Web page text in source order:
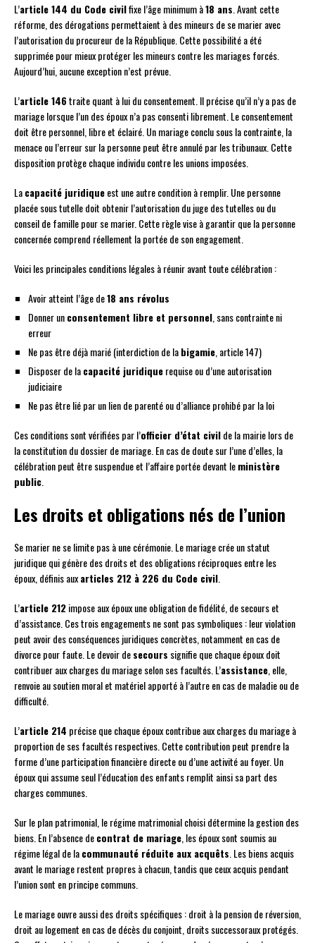
L’article 144 du Code civilfixe l’âge minimum à18 ans . Avant cette
réforme, des dérogations permettaient à des mineurs de se marier avec
l’autorisation du procureur de la République. Cette possibilité a été
supprimée pour mieux protéger les mineurs contre les mariages forcés.
Aujourd’hui, aucune exception n’est prévue.
L’article 146traite quant à lui du consentement. Il précise qu’il n’y a pas de
mariage lorsque l’un des époux n’a pas consenti librement. Le consentement
doit être personnel, libre et éclairé. Un mariage conclu sous la contrainte, la
menace ou l’erreur sur la personne peut être annulé par les tribunaux. Cette
disposition protège chaque individu contre les unions imposées.
Lacapacité juridiqueest une autre condition à remplir. Une personne
placée sous tutelle doit obtenir l’autorisation du juge des tutelles ou du
conseil de famille pour se marier. Cette règle vise à garantir que la personne
concernée comprend réellement la portée de son engagement.
Voici les principales conditions légales à réunir avant toute célébration :
Avoir atteint l’âge de18 ans révolus
Donner unconsentement libre et personnel , sans contrainte ni
erreur
Ne pas être déjà marié (interdiction de labigamie , article 147)
Disposer de lacapacité juridiquerequise ou d’une autorisation
judiciaire
Ne pas être lié par un lien de parenté ou d’alliance prohibé par la loi
Ces conditions sont vérifiées par l’officier d’état civilde la mairie lors de
la constitution du dossier de mariage. En cas de doute sur l’une d’elles, la
célébration peut être suspendue et l’affaire portée devant leministère
public
Les droits et obligations nés de l’union
Se marier ne se limite pas à une cérémonie. Le mariage crée un statut
juridique qui génère des droits et des obligations réciproques entre les
époux, définis auxarticles 212 à 226 du Code civil
L’article 212impose aux époux une obligation de fidélité, de secours et
d’assistance. Ces trois engagements ne sont pas symboliques : leur violation
peut avoir des conséquences juridiques concrètes, notamment en cas de
divorce pour faute. Le devoir desecours signifie que chaque époux doit
contribuer aux charges du mariage selon ses facultés. L’assistance , elle,
renvoie au soutien moral et matériel apporté à l’autre en cas de maladie ou de
difficulté.
L’article 214 précise que chaque époux contribue aux charges du mariage à
proportion de ses facultés respectives. Cette contribution peut prendre la
forme d’une participation financière directe ou d’une activité au foyer. Un
époux qui assume seul l’éducation des enfants remplit ainsi sa part des
charges communes.
Sur le plan patrimonial, le régime matrimonial choisi détermine la gestion des
biens. En l’absence decontrat de mariage , les époux sont soumis au
régime légal de lacommunauté réduite aux acquêts . Les biens acquis
avant le mariage restent propres à chacun, tandis que ceux acquis pendant
l’union sont en principe communs.
Le mariage ouvre aussi des droits spécifiques : droit à la pension de réversion,
droit au logement en cas de décès du conjoint, droits successoraux protégés.